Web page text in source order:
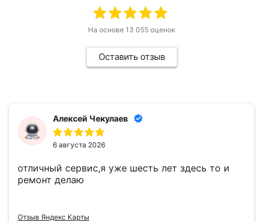
На основе 13 055 оценок
Оставить отзыв
Алексей Чекулаев
6 августа 2026
отличный сервис,я уже шесть лет здесь то и
ремонт делаю
Отзыв Яндекс Карты